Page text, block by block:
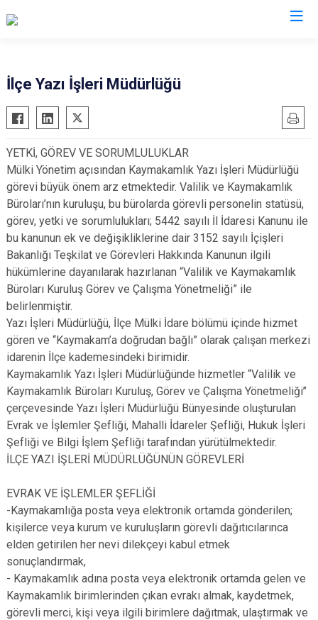
Bahçesaray
Başkale
Çaldıran
Çatak
Edremit
Erciş
Gevaş
Özalp
Saray
İpekyolu
Tuşba
İlçe Yazı İşleri Müdürlüğü
YETKİ, GÖREV VE SORUMLULUKLAR
Mülki Yönetim açısından Kaymakamlık Yazı İşleri Müdürlüğü
görevi büyük önem arz etmektedir. Valilik ve Kaymakamlık
Büroları’nın kuruluşu, bu bürolarda görevli personelin statüsü,
görev, yetki ve sorumlulukları; 5442 sayılı İl İdaresi Kanunu ile
bu kanunun ek ve değişikliklerine dair 3152 sayılı İçişleri
Bakanlığı Teşkilat ve Görevleri Hakkında Kanunun ilgili
hükümlerine dayanılarak hazırlanan “Valilik ve Kaymakamlık
Büroları Kuruluş Görev ve Çalışma Yönetmeliği” ile
belirlenmiştir.
Yazı İşleri Müdürlüğü, İlçe Mülki İdare bölümü içinde hizmet
gören ve “Kaymakam’a doğrudan bağlı” olarak çalışan merkezi
idarenin İlçe kademesindeki birimidir.
Kaymakamlık Yazı İşleri Müdürlüğünde hizmetler “Valilik ve
Kaymakamlık Büroları Kuruluş, Görev ve Çalışma Yönetmeliği’’
çerçevesinde Yazı İşleri Müdürlüğü Bünyesinde oluşturulan
Evrak ve İşlemler Şefliği, Mahalli İdareler Şefliği, Hukuk İşleri
Şefliği ve Bilgi İşlem Şefliği tarafından yürütülmektedir.
İLÇE YAZI İŞLERİ MÜDÜRLÜĞÜNÜN GÖREVLERİ
EVRAK VE İŞLEMLER ŞEFLİĞİ
-Kaymakamlığa posta veya elektronik ortamda gönderilen;
kişilerce veya kurum ve kuruluşların görevli dağıtıcılarınca
elden getirilen her nevi dilekçeyi kabul etmek
sonuçlandırmak,
- Kaymakamlık adına posta veya elektronik ortamda gelen ve
Kaymakamlık birimlerinden çıkan evrakı almak, kaydetmek,
görevli merci, kişi veya ilgili birimlere dağıtmak, ulaştırmak ve